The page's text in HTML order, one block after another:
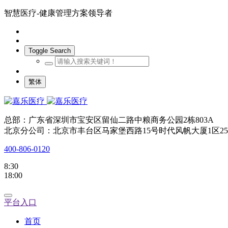
智慧医疗-健康管理方案领导者
Toggle Search
繁体
总部：广东省深圳市宝安区留仙二路中粮商务公园2栋803A
北京分公司：北京市丰台区马家堡西路15号时代风帆大厦1区
400-806-0120
8:30
18:00
平台入口
首页